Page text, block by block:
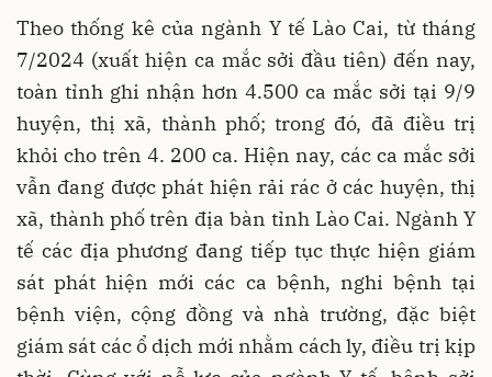
Theo thống kê của ngành Y tế Lào Cai, từ tháng
7/2024 (xuất hiện ca mắc sởi đầu tiên) đến nay,
toàn tỉnh ghi nhận hơn 4.500 ca mắc sởi tại 9/9
huyện, thị xã, thành phố; trong đó, đã điều trị
khỏi cho trên 4. 200 ca. Hiện nay, các ca mắc sởi
vẫn đang được phát hiện rải rác ở các huyện, thị
xã, thành phố trên địa bàn tỉnh Lào Cai. Ngành Y
tế các địa phương đang tiếp tục thực hiện giám
sát phát hiện mới các ca bệnh, nghi bệnh tại
bệnh viện, cộng đồng và nhà trường, đặc biệt
giám sát các ổ dịch mới nhằm cách ly, điều trị kịp